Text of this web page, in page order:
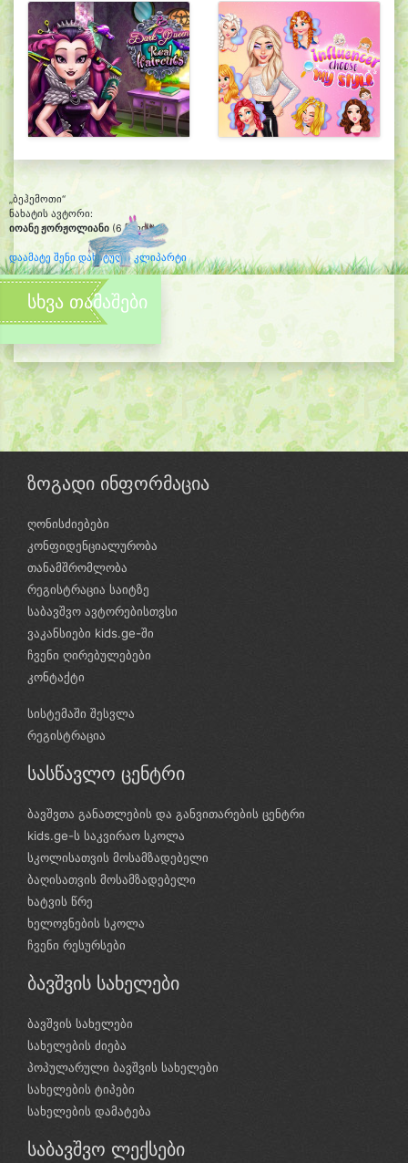
„ბეჰემოთი“
ნახატის ავტორი:
იოანე ჟორჟოლიანი (6 წლის)
დაამატე შენი დახატული კლიპარტი
სხვა თამაშები
ზოგადი ინფორმაცია
ღონისძიებები
კონფიდენციალურობა
თანამშრომლობა
რეგისტრაცია საიტზე
საბავშვო ავტორებისთვსი
ვაკანსიები kids.ge-ში
ჩვენი ღირებულებები
კონტაქტი
სისტემაში შესვლა
რეგისტრაცია
სასწავლო ცენტრი
ბავშვთა განათლების და განვითარების ცენტრი
kids.ge-ს საკვირაო სკოლა
სკოლისათვის მოსამზადებელი
ბაღისათვის მოსამზადებელი
ხატვის წრე
ხელოვნების სკოლა
ჩვენი რესურსები
ბავშვის სახელები
ბავშვის სახელები
სახელების ძიება
პოპულარული ბავშვის სახელები
სახელების ტიპები
სახელების დამატება
საბავშვო ლექსები